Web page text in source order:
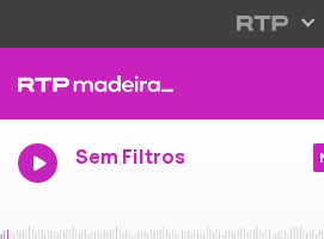
Sem Filtros